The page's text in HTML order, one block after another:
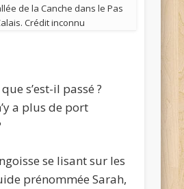
de la Canche dans le Pas
Crédit inconnu
s’est-il passé ?
a plus de port
se lisant sur les
prénommée Sarah,